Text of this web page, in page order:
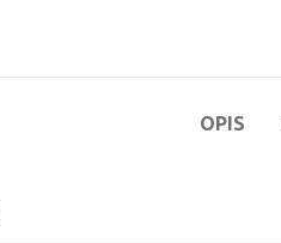
OPIS